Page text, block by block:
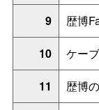
9 歴博
10 ケー
11 歴博